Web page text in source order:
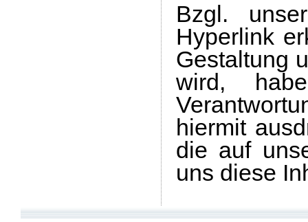
Bzgl.
Hyperlink
Gestaltung
wird,
hiermit
die auf
uns diese